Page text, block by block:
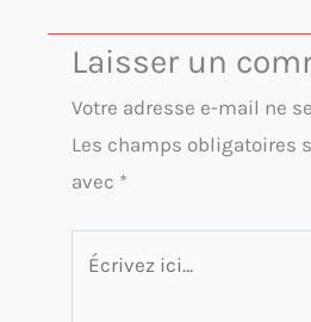
Laisser un
Votre adresse e-mail ne
Les champs obligatoires
avec *
Écrivez